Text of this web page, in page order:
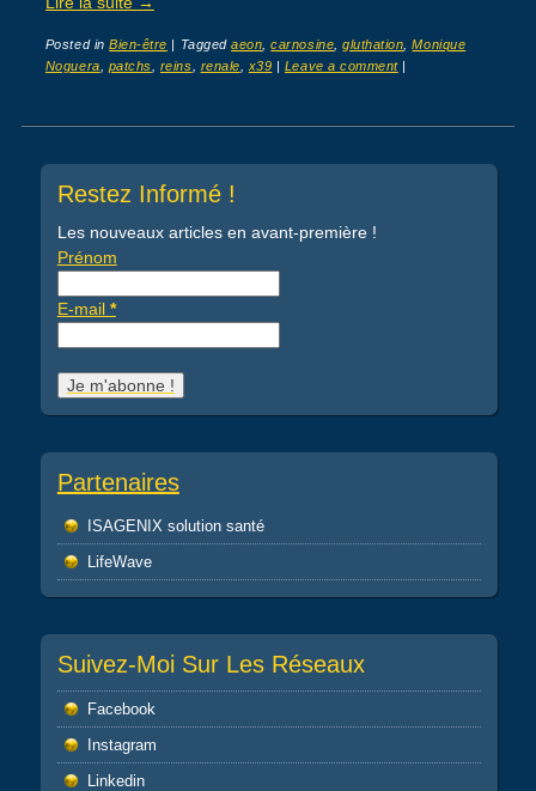
Posted inBien-être Taggedaeon,carnosine,gluthation,Monique
Noguera, patchs, reins, renale,x39 Leave a comment
Post navigation
Restez Informé !
Les nouveaux articles en avant-première !
Prénom
E-mail *
Partenaires
ISAGENIX solution santé
LifeWave
Suivez-Moi Sur Les Réseaux
Facebook
Instagram
Linkedin